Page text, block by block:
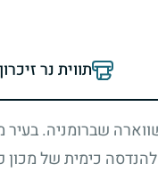
תווית נר
שברומניה.
להנדסה כימית של מכון